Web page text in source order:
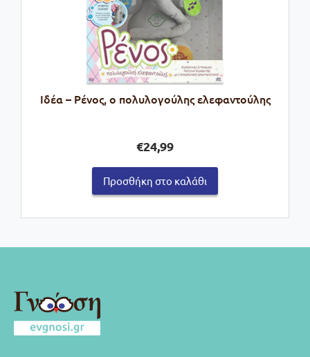
Ιδέα – Ρένος, ο πολυλογούλης ελεφαντούλης
€24,99
Προσθήκη στο καλάθι